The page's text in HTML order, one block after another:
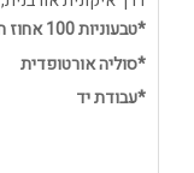
*טבעוניות 100 אחוז חומרים טבעיים ברי קיימא
*סוליה אורטופדית
*עבודת יד